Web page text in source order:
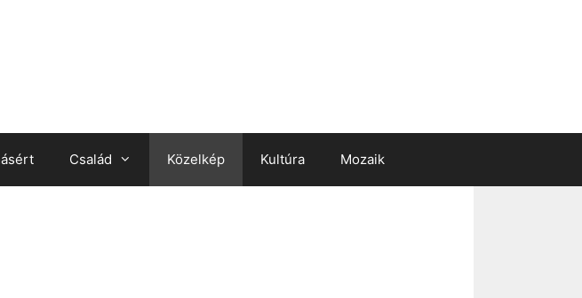
Család Közelkép Kultúra Mozaik